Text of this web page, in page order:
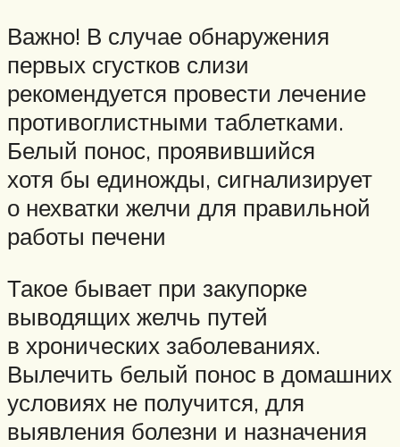
Важно! В случае обнаружения
первых сгустков слизи
рекомендуется провести лечение
противоглистными таблетками.
Белый понос, проявившийся
хотя бы единожды, сигнализирует
о нехватки желчи для правильной
работы печени
Такое бывает при закупорке
выводящих желчь путей
в хронических заболеваниях.
Вылечить белый понос в домашних
условиях не получится, для
выявления болезни и назначения